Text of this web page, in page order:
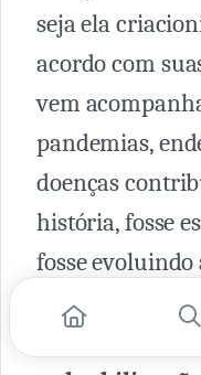
seja ela
acordo com
vem
pandemias,
doenças
história, fosse
fosse evoluindo
fato, alguns